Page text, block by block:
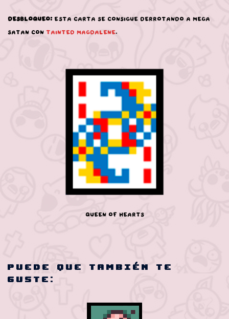
Desbloqueo:Esta carta se consigue derrotando a Mega
Satan con Tainted Magdalene.
Queen of Hearts
Puede que también te
guste: